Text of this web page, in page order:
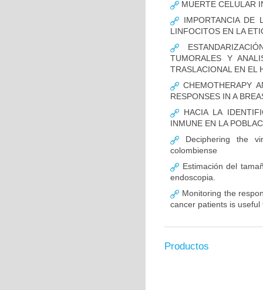
MUERTE CELULAR
IMPORTANCIA DE
LINFOCITOS EN LA
TUMORALES Y
TRASLACIONAL EN EL
CHEMOTHERAPY
RESPONSES IN A
HACIA LA
INMUNE EN LA
Deciphering the
colombiense
Estimación del
endoscopia.
Monitoring the
cancer patients is
Productos